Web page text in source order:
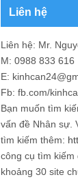
Liên hệ
Liên hệ: Mr.
M: 0988 833 616
E:
Fb: fb.com/
Bạn muốn tìm
vấn đề Nhân sự
tìm kiếm thêm:
công cụ tìm
khoảng 30 site